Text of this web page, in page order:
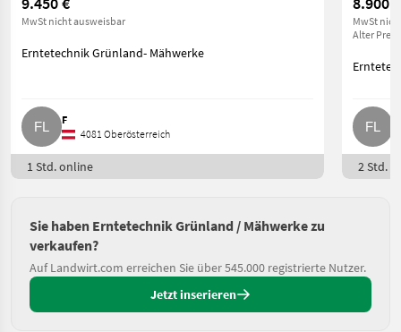
MwSt nicht ausweisbar
Erntetechnik Grünland- Mähwerke
F
4081 Oberösterreich
1 Std. online
MwSt
Alter Preis
2 Std.
Sie haben Erntetechnik Grünland / Mähwerke zu
verkaufen?
Auf Landwirt.com erreichen Sie über 545.000 registrierte Nutzer.
Jetzt inserieren